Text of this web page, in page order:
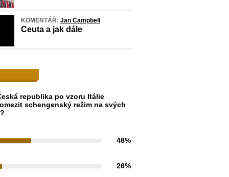
KOMENTÁŘ: Jan Campbell
Ceuta a jak dále
republika po vzoru Itálie
schengenský režim na svých
48%
26%